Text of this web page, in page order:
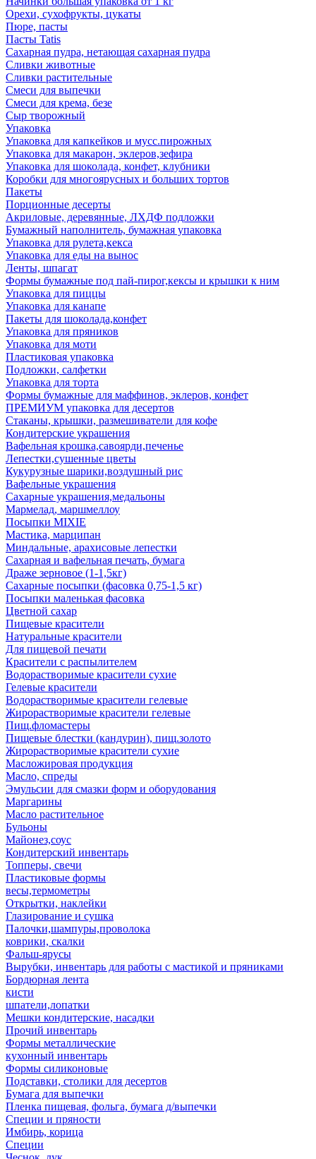
Орехи, сухофрукты, цукаты
Пюре, пасты
Пасты Tatis
Сахарная пудра, нетающая сахарная пудра
Сливки животные
Сливки растительные
Смеси для выпечки
Смеси для крема, безе
Сыр творожный
Упаковка
Упаковка для капкейков и мусс.пирожных
Упаковка для макарон, эклеров,зефира
Упаковка для шоколада, конфет, клубники
Коробки для многоярусных и больших тортов
Пакеты
Порционные десерты
Акриловые, деревянные, ЛХДФ подложки
Бумажный наполнитель, бумажная упаковка
Упаковка для рулета,кекса
Упаковка для еды на вынос
Ленты, шпагат
Формы бумажные под пай-пирог,кексы и крышки к ним
Упаковка для пиццы
Упаковка для канапе
Пакеты для шоколада,конфет
Упаковка для пряников
Упаковка для моти
Пластиковая упаковка
Подложки, салфетки
Упаковка для торта
Формы бумажные для маффинов, эклеров, конфет
ПРЕМИУМ упаковка для десертов
Стаканы, крышки, размешиватели для кофе
Кондитерские украшения
Вафельная крошка,савоярди,печенье
Лепестки,сушенные цветы
Кукурузные шарики,воздушный рис
Вафельные украшения
Сахарные украшения,медальоны
Мармелад, маршмеллоу
Посыпки MIXIE
Мастика, марципан
Миндальные, арахисовые лепестки
Сахарная и вафельная печать, бумага
Драже зерновое (1-1,5кг)
Сахарные посыпки (фасовка 0,75-1,5 кг)
Посыпки маленькая фасовка
Цветной сахар
Пищевые красители
Натуральные красители
Для пищевой печати
Красители с распылителем
Водорастворимые красители сухие
Гелевые красители
Водорастворимые красители гелевые
Жирорастворимые красители гелевые
Пищ.фломастеры
Пищевые блестки (кандурин), пищ.золото
Жирорастворимые красители сухие
Масложировая продукция
Масло, спреды
Эмульсии для смазки форм и оборудования
Маргарины
Масло растительное
Бульоны
Майонез,соус
Кондитерский инвентарь
Топперы, свечи
Пластиковые формы
весы,термометры
Открытки, наклейки
Глазирование и сушка
Палочки,шампуры,проволока
коврики, скалки
Фальш-ярусы
Вырубки, инвентарь для работы с мастикой и пряниками
Бордюрная лента
кисти
шпатели,лопатки
Мешки кондитерские, насадки
Прочий инвентарь
Формы металлические
кухонный инвентарь
Формы силиконовые
Подставки, столики для десертов
Бумага для выпечки
Пленка пищевая, фольга, бумага д/выпечки
Специи и пряности
Имбирь, корица
Специи